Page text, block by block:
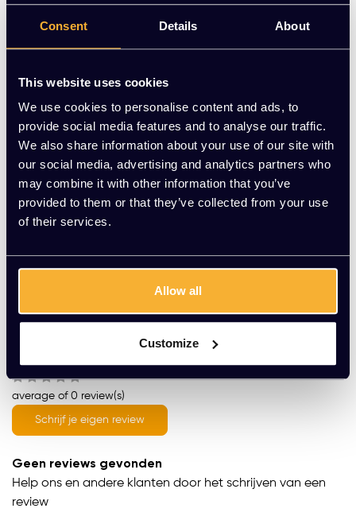
Consent Details About
This website uses cookies
We use cookies to personalise content and ads, to
provide social media features and to analyse our traffic.
We also share information about your use of our site with
our social media, advertising and analytics partners who
may combine it with other information that you’ve
provided to them or that they’ve collected from your use
of their services.
Allow all
Customize
neemt om te voorkomen dat je op latere leeftijd rug- en
nekklachten ontwikkelt.
Niet op voorraad
Aantal - +
Vraag jouw persoonlijke aanbieding aan
Gratis montage
Meer dan 20 jaar ervaring
Wat onze klanten zeggen
average of 0 review(s)
Schrijf je eigen review
Geen reviews gevonden
Help ons en andere klanten door het schrijven van een
review